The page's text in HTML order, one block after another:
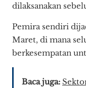
dilaksanakan
Pemira sendiri
Maret, di mana
berkesempatan
Baca juga: